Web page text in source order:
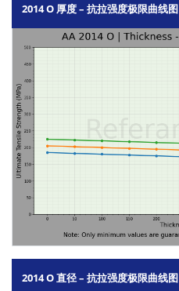
2014 O 厚度 – 抗拉强度极限曲线图
2014 O 直径 – 抗拉强度极限曲线图